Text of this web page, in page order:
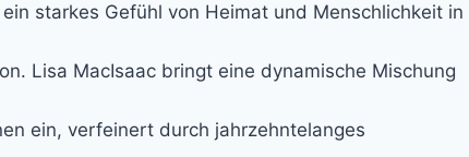
starkes Gefühl von Heimat und Menschlichkeit in
Lisa MacIsaac bringt eine dynamische Mischung
ein, verfeinert durch jahrzehntelanges